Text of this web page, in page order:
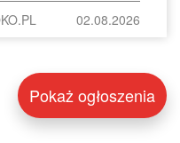
02.08.2026
Pokaż ogłoszenia